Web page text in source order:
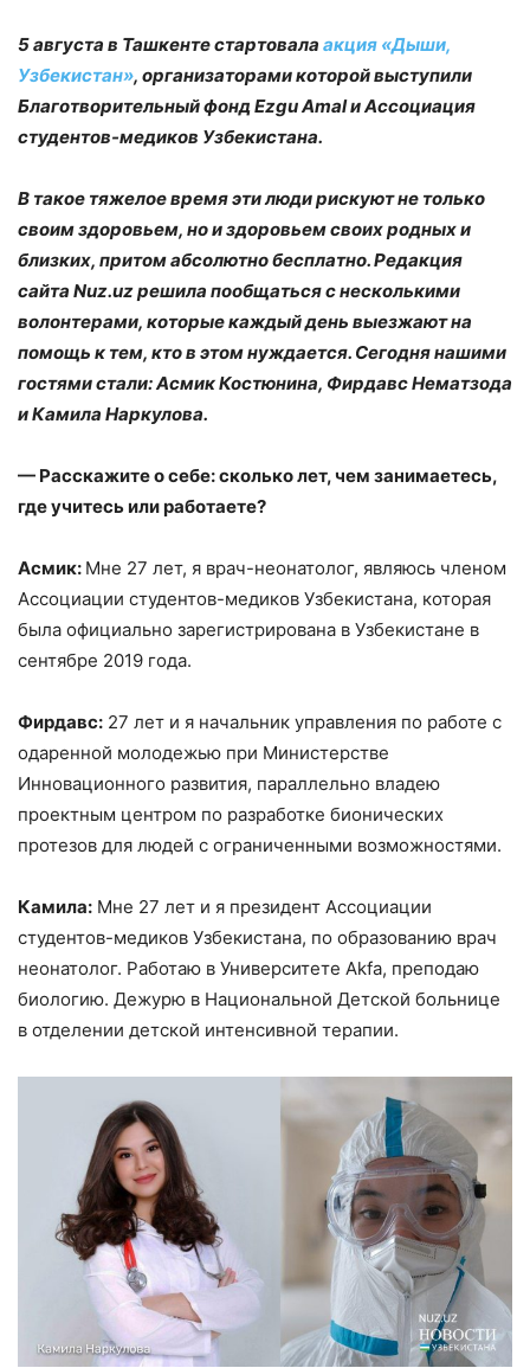
5 августа в Ташкенте стартовала акция «Дыши,
Узбекистан», организаторами которой выступили
Благотворительный фонд Ezgu Amal и Ассоциация
студентов-медиков Узбекистана.
В такое тяжелое время эти люди рискуют не только
своим здоровьем, но и здоровьем своих родных и
близких, притом абсолютно бесплатно. Редакция
сайта Nuz.uz решила пообщаться с несколькими
волонтерами, которые каждый день выезжают на
помощь к тем, кто в этом нуждается. Сегодня нашими
гостями стали: Асмик Костюнина, Фирдавс Нематзода
и Камила Наркулова.
— Расскажите о себе: сколько лет, чем занимаетесь,
где учитесь или работаете?
Асмик: Мне 27 лет, я врач-неонатолог, являюсь членом
Ассоциации студентов-медиков Узбекистана, которая
была официально зарегистрирована в Узбекистане в
сентябре 2019 года.
Фирдавс: 27 лет и я начальник управления по работе с
одаренной молодежью при Министерстве
Инновационного развития, параллельно владею
проектным центром по разработке бионических
протезов для людей с ограниченными возможностями.
Камила: Мне 27 лет и я президент Ассоциации
студентов-медиков Узбекистана, по образованию врач
неонатолог. Работаю в Университете Akfa, преподаю
биологию. Дежурю в Национальной Детской больнице
в отделении детской интенсивной терапии.